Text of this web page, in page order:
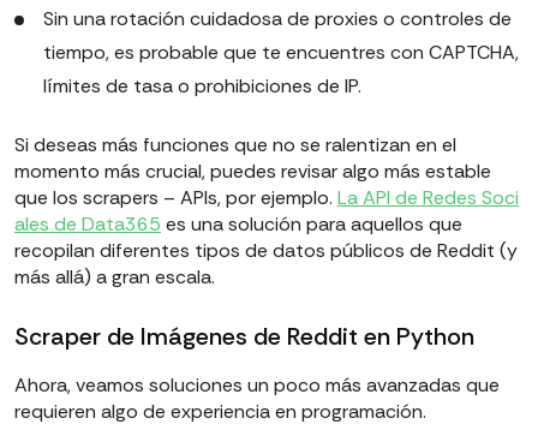
Sin una rotación cuidadosa de proxies o controles de
tiempo, es probable que te encuentres con CAPTCHA,
límites de tasa o prohibiciones de IP.
Si deseas más funciones que no se ralentizan en el
momento más crucial, puedes revisar algo más estable
que los scrapers – APIs, por ejemplo. La API de Redes Soci
ales de Data365 es una solución para aquellos que
recopilan diferentes tipos de datos públicos de Reddit (y
más allá) a gran escala.
Scraper de Imágenes de Reddit en Python
Ahora, veamos soluciones un poco más avanzadas que
requieren algo de experiencia en programación.